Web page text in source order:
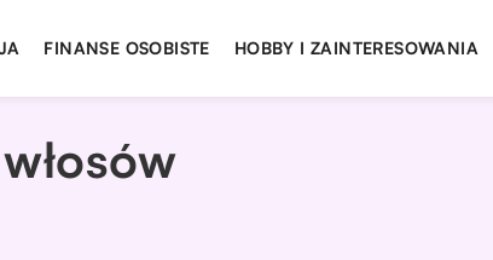
FINANSE OSOBISTE HOBBY I ZAINTERESOWANIA